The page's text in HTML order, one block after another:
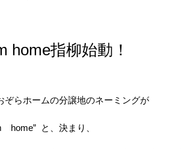
home指柳始動！
ぞらホームの分譲地のネーミングが
home” と、決まり、